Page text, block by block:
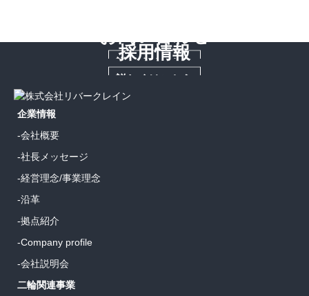
詳しくはこちら
採用情報
詳しくはこちら
企業情報
-会社概要
-社長メッセージ
-経営理念/事業理念
-沿革
-拠点紹介
-Company profile
-会社説明会
二輪関連事業